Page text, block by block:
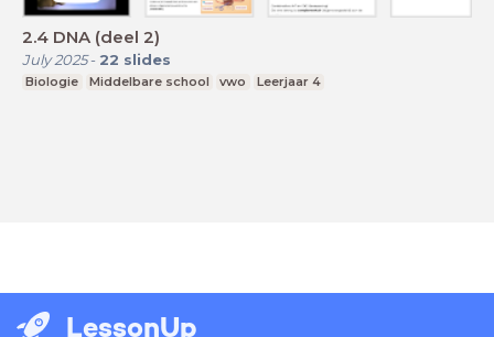
2.4 DNA (deel 2)
July 2025- 22 slides
Biologie Middelbare school vwo Leerjaar 4
LessonUp